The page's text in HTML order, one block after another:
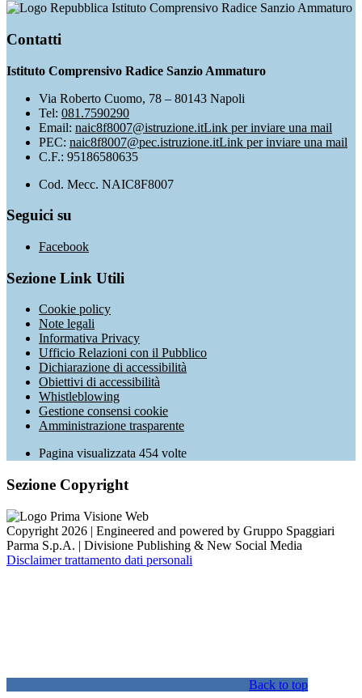
Istituto Comprensivo Radice Sanzio Ammaturo
Contatti
Istituto Comprensivo Radice Sanzio Ammaturo
Via Roberto Cuomo, 78 – 80143 Napoli
Tel: 081.7590290
Email: naic8f8007@istruzione.itLink per inviare una mail
PEC: naic8f8007@pec.istruzione.itLink per inviare una mail
C.F.: 95186580635
Cod. Mecc. NAIC8F8007
Seguici su
Facebook
Sezione Link Utili
Cookie policy
Note legali
Informativa Privacy
Ufficio Relazioni con il Pubblico
Dichiarazione di accessibilità
Obiettivi di accessibilità
Whistleblowing
Gestione consensi cookie
Amministrazione trasparente
Pagina visualizzata 454 volte
Sezione Copyright
Copyright 2026 | Engineered and powered by Gruppo Spaggiari
Parma S.p.A. | Divisione Publishing & New Social Media
Disclaimer trattamento dati personali
Back to top